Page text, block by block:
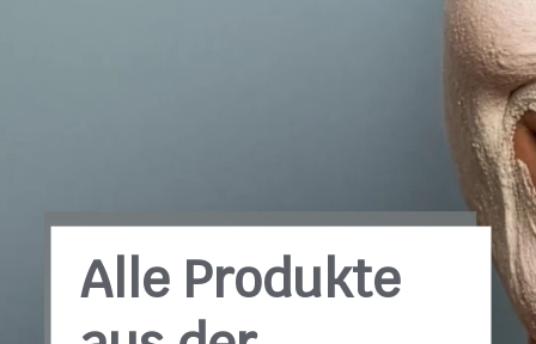
Alle Produkte